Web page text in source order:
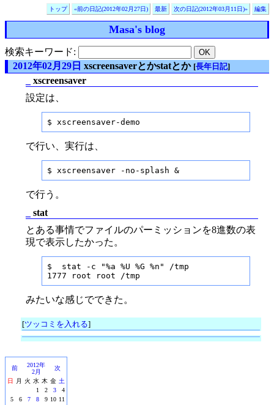
トップ «前の日記(2012年02月27日) 最新 次の日記(2012年03月11日)» 編集
Masa's blog
検索キーワード:
2012年02月29日 xscreensaverとかstatとか [長年日記]
xscreensaver
設定は、
$ xscreensaver-demo
で行い、実行は、
$ xscreensaver -no-splash &
で行う。
stat
とある事情でファイルのパーミッションを8進数の表
現で表示したかった。
$  stat -c "%a %U %G %n" /tmp
1777 root root /tmp
みたいな感じでできた。
[ツッコミを入れる]
前
2012年
2月
次
日
月 火 水 木 金 土
1
2 3
4
5
6 7 8 9 10 11